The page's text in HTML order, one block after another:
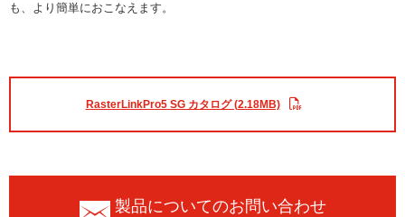
も、より簡単におこなえます。
RasterLinkPro5 SG カタログ (2.18MB)
製品についてのお問い合わせ